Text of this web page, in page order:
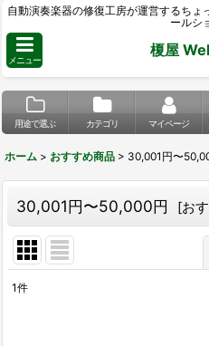
自動演奏楽器の修復工房が運営するち
ールシ
メニュー
榎屋
用途で選ぶ カテゴリ マイページ
ホーム > おすすめ商品 > 30,001円〜
30,001円〜50,000円 [お
1件